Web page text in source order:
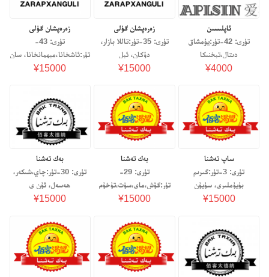
ئاپلىسىن
تۈرى: 42-تۈر:يۇمشاق
دىتال،تېخنىكا
¥4000
زەرەپشان گۈلى
تۈرى: 35-تۈر:تاللا بازار،
دۇكان، ئېل
¥15000
زەرەپشان گۈلى
تۈرى: 43-
تۈر:ئاشخانا،مېھمانخانا، سان
¥15000
ساپ تەشنا
تۈرى: 3-تۈر:گىرىم
بۇيۇملىرى، سۇپۇن
¥15000
بەك تەشنا
تۈرى: 29-
تۈر:گۆش،ماي،سۈت،تۇخۇم
¥15000
بەك تەشنا
تۈرى: 30-تۈر:چاي،شىكەر،
ھەسەل، ئۇن ي
¥15000